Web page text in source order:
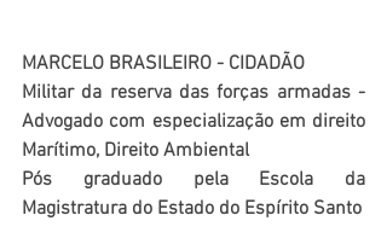
MARCELO BRASILEIRO - CIDADÃO
Militar da reserva das forças armadas -
Advogado com especialização em direito
Marítimo, Direito Ambiental
Pós graduado pela Escola da
Magistratura do Estado do Espírito Santo